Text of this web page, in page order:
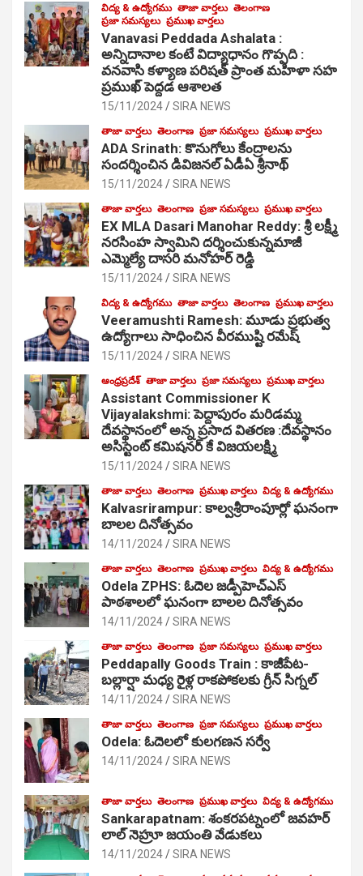
విద్య & ఉద్యోగము తాజా వార్తలు తెలంగాణ
ప్రజా సమస్యలు ప్రముఖ వార్తలు
Vanavasi Peddada Ashalata :
అన్నిదానాల కంటే విద్యాధానం గొప్పది :
వనవాసి కళ్యాణ పరిషత్ ప్రాంత మహిళా సహ
ప్రముఖ్ పెద్దడ ఆశాలత
15/11/2024 SIRA NEWS
తాజా వార్తలు తెలంగాణ ప్రజా సమస్యలు ప్రముఖ వార్తలు
ADA Srinath: కొనుగోలు కేంద్రాల‌ను
సంద‌ర్శించిన డివిజనల్ ఏడీఏ శ్రీనాథ్
15/11/2024 SIRA NEWS
తాజా వార్తలు తెలంగాణ ప్రజా సమస్యలు ప్రముఖ వార్తలు
EX MLA Dasari Manohar Reddy: శ్రీ లక్ష్మీ
నరసింహ స్వామిని దర్శించుకున్నమాజీ
ఎమ్మెల్యే దాసరి మనోహర్ రెడ్డి
15/11/2024 SIRA NEWS
విద్య & ఉద్యోగము తాజా వార్తలు తెలంగాణ ప్రముఖ వార్తలు
Veeramushti Ramesh: మూడు ప్రభుత్వ
ఉద్యోగాలు సాధించిన వీరముష్టి రమేష్
15/11/2024 SIRA NEWS
ఆంధ్రప్రదేశ్ తాజా వార్తలు ప్రజా సమస్యలు ప్రముఖ వార్తలు
Assistant Commissioner K
Vijayalakshmi: పెద్దాపురం మరిడమ్మ
దేవస్థానంలో అన్న ప్రసాద వితరణ :దేవస్థానం
అసిస్టెంట్ కమిషనర్ కే విజయలక్ష్మి
15/11/2024 SIRA NEWS
తాజా వార్తలు తెలంగాణ ప్రముఖ వార్తలు విద్య & ఉద్యోగము
Kalvasrirampur: కాల్వశ్రీరాంపూర్లో ఘనంగా
బాలల దినోత్సవం
14/11/2024 SIRA NEWS
తాజా వార్తలు తెలంగాణ ప్రముఖ వార్తలు విద్య & ఉద్యోగము
Odela ZPHS: ఓదెల జ‌డ్పీహెచ్ఎస్
పాఠ‌శాల‌లో ఘనంగా బాలల దినోత్సవం
14/11/2024 SIRA NEWS
తాజా వార్తలు తెలంగాణ ప్రజా సమస్యలు ప్రముఖ వార్తలు
Peddapally Goods Train : కాజీపేట-
బల్లార్షా మధ్య రైళ్ల రాకపోకలకు గ్రీన్ సిగ్నల్
14/11/2024 SIRA NEWS
తాజా వార్తలు తెలంగాణ ప్రజా సమస్యలు ప్రముఖ వార్తలు
Odela: ఓదెలలో కులగణన సర్వే
14/11/2024 SIRA NEWS
తాజా వార్తలు తెలంగాణ ప్రముఖ వార్తలు విద్య & ఉద్యోగము
Sankarapatnam: శంకరపట్నంలో జవహర్
లాల్ నెహ్రూ జయంతి వేడుకలు
14/11/2024 SIRA NEWS